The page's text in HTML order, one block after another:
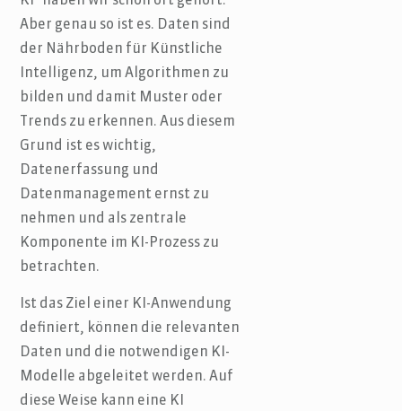
Aber genau so ist es. Daten sind
der Nährboden für Künstliche
Intelligenz, um Algorithmen zu
bilden und damit Muster oder
Trends zu erkennen. Aus diesem
Grund ist es wichtig,
Datenerfassung und
Datenmanagement ernst zu
nehmen und als zentrale
Komponente im KI-Prozess zu
betrachten.
Ist das Ziel einer KI-Anwendung
definiert, können die relevanten
Daten und die notwendigen KI-
Modelle abgeleitet werden. Auf
diese Weise kann eine KI